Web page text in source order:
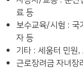
료 등
보수교육/시험 : 국
자 등
기타 : 세움터 민원
근로장려금 자녀장